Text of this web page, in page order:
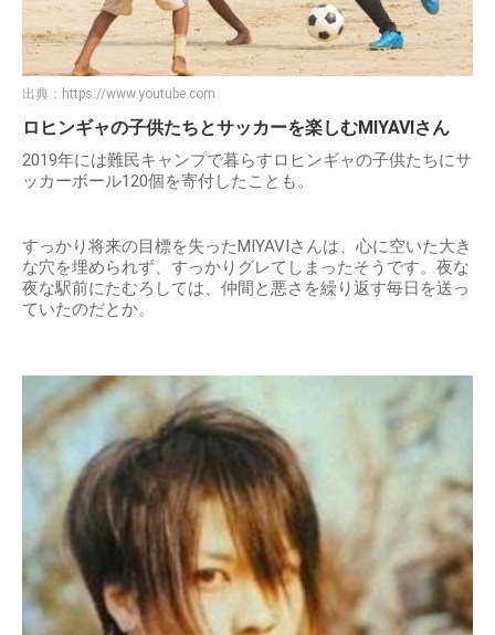
出典： https://www.youtube.com
ロヒンギャの子供たちとサッカーを楽しむMIYAVIさん
2019年には難民キャンプで暮らすロヒンギャの子供たちにサ
ッカーボール120個を寄付したことも。
すっかり将来の目標を失ったMIYAVIさんは、心に空いた大き
な穴を埋められず、すっかりグレてしまったそうです。夜な
夜な駅前にたむろしては、仲間と悪さを繰り返す毎日を送っ
ていたのだとか。